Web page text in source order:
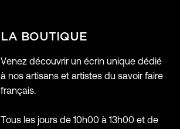
LA BOUTIQUE
Venez découvrir un écrin unique dédié
à nos artisans et artistes du savoir faire
français.
Tous les jours de 10h00 à 13h00 et de